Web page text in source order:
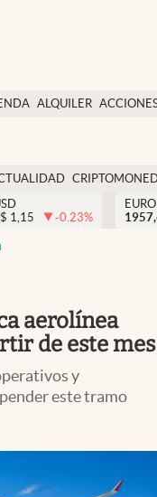
ALQUILER
$ 1,15 -0.23%
aerolínea
de este mes
y
este tramo